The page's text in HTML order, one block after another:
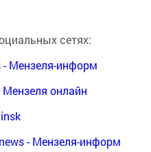
сетях:
- Мензеля-информ
онлайн
- Мензеля-информ